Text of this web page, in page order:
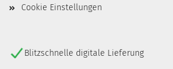
Cookie Einstellungen
Blitzschnelle digitale Lieferung